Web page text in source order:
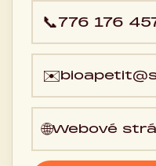
📞776 176
✉️
🌐Webové